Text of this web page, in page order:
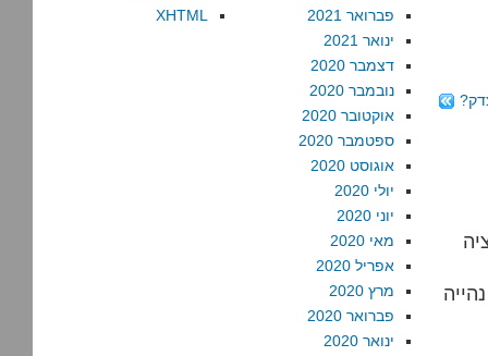
פברואר 2021
ינואר 2021
דצמבר 2020
נובמבר 2020
אוקטובר 2020
ספטמבר 2020
אוגוסט 2020
יולי 2020
יוני 2020
מאי 2020
אפריל 2020
מרץ 2020
פברואר 2020
ינואר 2020
XHTML